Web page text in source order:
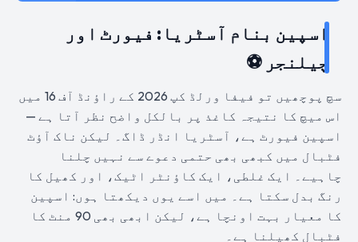
اسپین بنام آسٹریا: فیورٹ اور
چیلنجر ⚽
سچ پوچھیں تو فیفا ورلڈ کپ 2026 کے راؤنڈ آف 16 میں
اس میچ کا نتیجہ کاغذ پر بالکل واضح نظر آتا ہے —
اسپین فیورٹ ہے، آسٹریا انڈر ڈاگ۔ لیکن ناک آؤٹ
فٹبال میں کبھی بھی حتمی دعوے سے نہیں چلنا
چاہیے۔ ایک غلطی، ایک کاؤنٹر اٹیک، اور کھیل کا
رنگ بدل سکتا ہے۔ میں اسے یوں دیکھتا ہوں: اسپین
کا معیار بہت اونچا ہے، لیکن ابھی بھی 90 منٹ کا
فٹبال کھیلنا ہے۔